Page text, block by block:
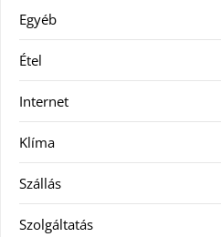
Egyéb
Étel
Internet
Klíma
Szállás
Szolgáltatás